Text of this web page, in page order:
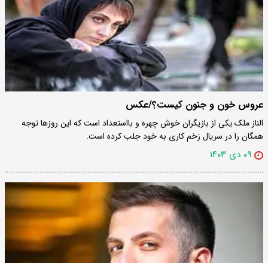
عروس خون و جنون کیست؟/عکس
الناز ملک یکی از بازیگران خوش چهره و بااستعداد است که این روزها توجه
همگان را در سریال زخم کاری به خود جلب کرده است.
۰۹ دی ۱۴۰۳